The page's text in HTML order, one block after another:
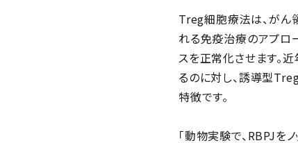
Treg細胞療法は、がん
れる免疫治療のアプロ
スを正常化させます。
るのに対し、誘導型
特徴です。
「動物実験で、RBPJ